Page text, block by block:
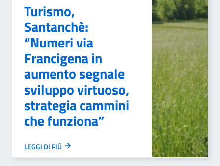
Turismo,
Santanchè:
“Numeri via
Francigena in
aumento segnale
sviluppo virtuoso,
strategia cammini
che funziona”
LEGGI DI PIÙ